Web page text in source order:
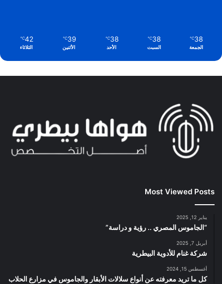
38
℃
الجمعة
38
℃
السبت
38
℃
الأحد
39
℃
الأثنين
42
℃
الثلاثاء
Most Viewed Posts
يناير 12, 2025
“الجاموس المصري .. رؤية و دراسة”
أبريل 7, 2025
شركة غنام للأدوية البيطرية
أغسطس 15, 2024
كل ما تريد معرفته عن أنواع سلالات الأبقار والجاموس في مزارع الحلاب